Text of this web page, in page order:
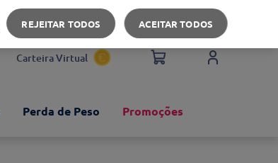
Apoio ao cliente
Carteira Virtual
Perda de Peso Promoções
REJEITAR TODOS ACEITAR TODOS